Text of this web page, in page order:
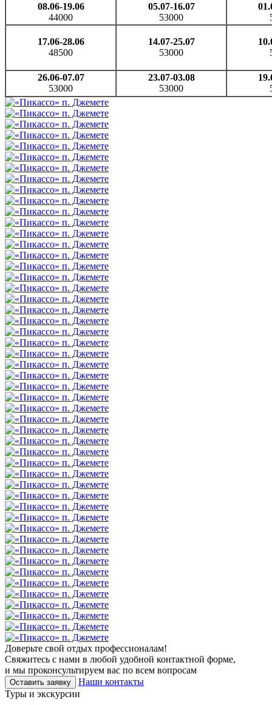
08.06-19.06
44000
05.07-16.07
53000
17.06-28.06
48500
14.07-25.07
53000
26.06-07.07
53000
23.07-03.08
53000
Доверьте свой отдых профессионалам!
Свяжитесь с нами в любой удобной контактной форме,
и мы проконсультируем вас по всем вопросам
Оставить заявку
Наши контакты
Туры и экскурсии